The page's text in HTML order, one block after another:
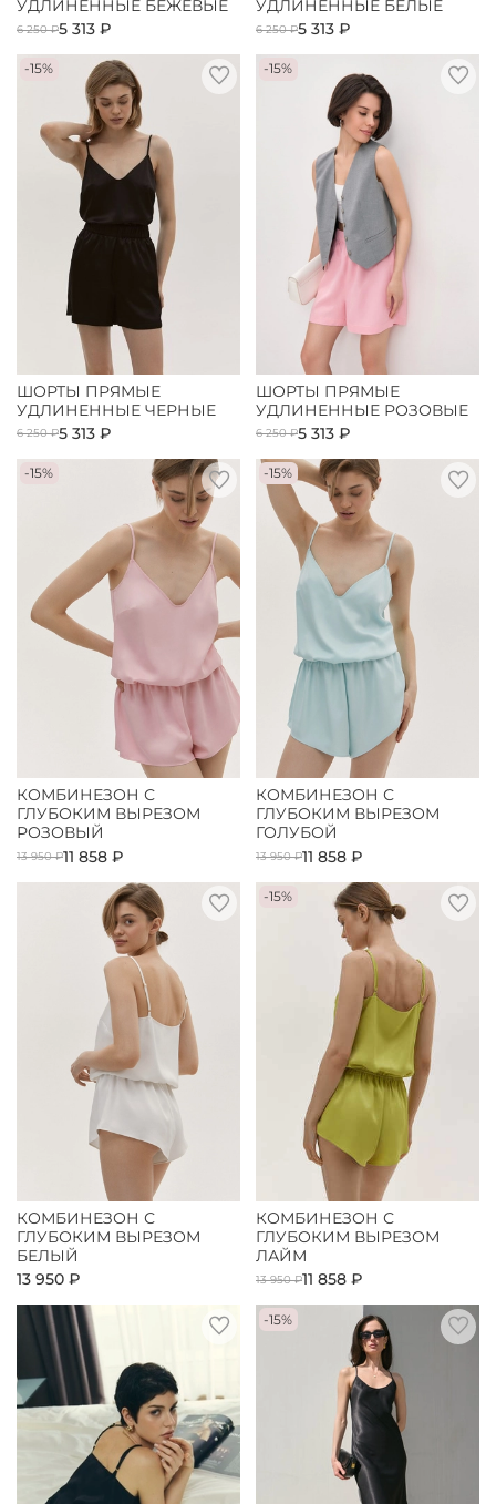
УДЛИНЕННЫЕ БЕЖЕВЫЕ
6 250 ₽5 313 ₽
УДЛИНЕННЫЕ БЕЛЫЕ
6 250 ₽5 313 ₽
-15%
ШОРТЫ ПРЯМЫЕ
УДЛИНЕННЫЕ ЧЕРНЫЕ
6 250 ₽5 313 ₽
-15%
ШОРТЫ ПРЯМЫЕ
УДЛИНЕННЫЕ РОЗОВЫЕ
6 250 ₽5 313 ₽
-15%
КОМБИНЕЗОН С
ГЛУБОКИМ ВЫРЕЗОМ
РОЗОВЫЙ
13 950 ₽11 858 ₽
-15%
КОМБИНЕЗОН С
ГЛУБОКИМ ВЫРЕЗОМ
ГОЛУБОЙ
13 950 ₽11 858 ₽
КОМБИНЕЗОН С
ГЛУБОКИМ ВЫРЕЗОМ
БЕЛЫЙ
13 950 ₽
-15%
КОМБИНЕЗОН С
ГЛУБОКИМ ВЫРЕЗОМ
ЛАЙМ
13 950 ₽11 858 ₽
-15%